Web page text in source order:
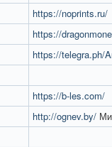
https://noprints.ru/
https://
https://telegra.ph/
https://b-les.com/
http://ognev.by/